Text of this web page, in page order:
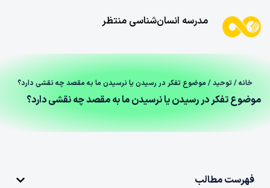
مدرسه انسان‌شناسی منتظر
خانه/ توحید/ موضوع تفکر در رسیدن یا نرسیدن ما به مقصد چه نقشی دارد؟
موضوع تفکر در رسیدن یا نرسیدن ما به مقصد چه نقشی دارد؟
فهرست مطالب